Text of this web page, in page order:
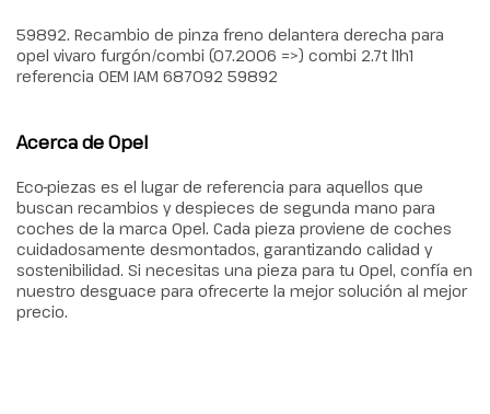
59892. Recambio de pinza freno delantera derecha para
opel vivaro furgón/combi (07.2006 =>) combi 2.7t l1h1
referencia OEM IAM 687092 59892
Acerca de Opel
Eco-piezas es el lugar de referencia para aquellos que
buscan recambios y despieces de segunda mano para
coches de la marca Opel. Cada pieza proviene de coches
cuidadosamente desmontados, garantizando calidad y
sostenibilidad. Si necesitas una pieza para tu Opel, confía en
nuestro desguace para ofrecerte la mejor solución al mejor
precio.